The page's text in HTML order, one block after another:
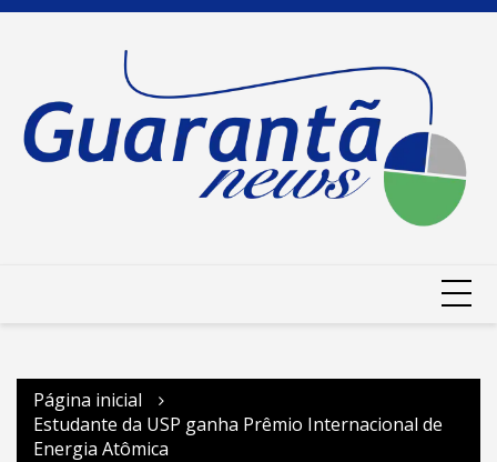
Ir
Página inicial
Estudante da USP ganha Prêmio Internacional de
Energia Atômica